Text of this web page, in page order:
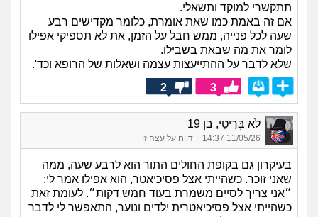
תתקשרי למוקד ותשאלי.
אם זה באמת כמו שאת אומרת, כלומר מקדישים רבע
שעה לכל פנייה, ממש חבל על הזמן, את לא תספיקי אפילו
לומר את מה שבאת בשבילו.
שלא לדבר על ההתייעצות עצמה ושאלות של הרופא וכד'.
3
2
לֹא בְּרִיטִי, בן 19
11/05/26 14:37 דווח על עצה זו
בעיקרון גם בקופת החולים התור הוא לרבע שעה, ממה
שאני זוכר. כשהייתי אצל פסיכיאטר, הוא אפילו אמר לי:
״אני צריך לסיים משמרת בעוד חמש דקות״. לעומת זאת
כשהייתי אצל פסיכיאטרית ילדים ונוער, התאפשר לי לדבר